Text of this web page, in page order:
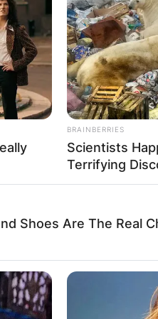
BRAINBERRIES
Scientists
Terrifying
Shoes Are The Real